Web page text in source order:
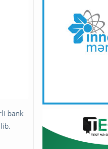
bank